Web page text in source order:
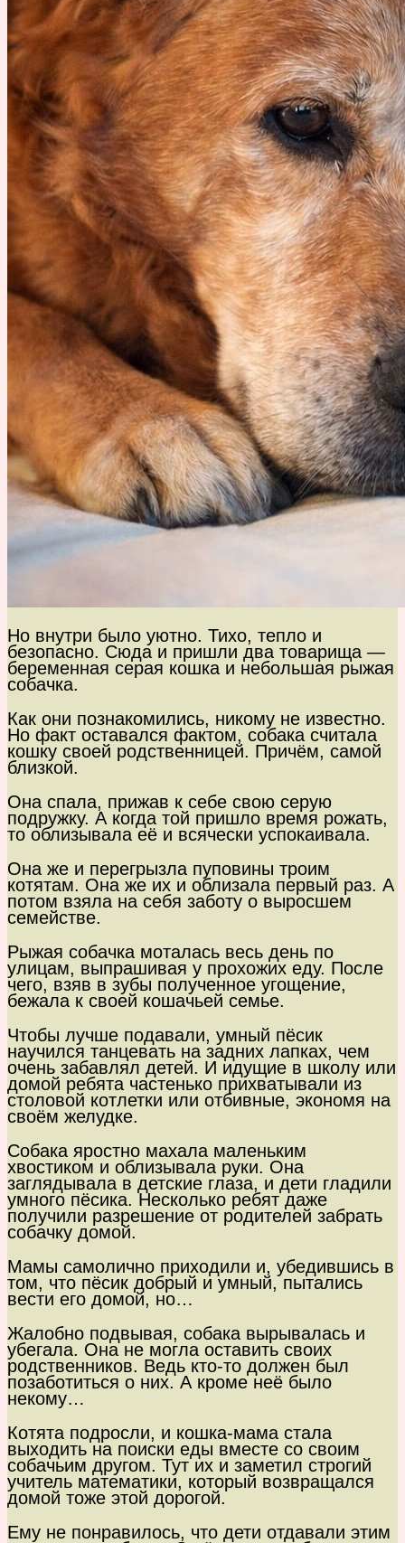
Но внутри было уютно. Тихо, тепло и
безопасно. Сюда и пришли два товарища —
беременная серая кошка и небольшая рыжая
собачка.
Как они познакомились, никому не известно.
Но факт оставался фактом, собака считала
кошку своей родственницей. Причём, самой
близкой.
Она спала, прижав к себе свою серую
подружку. А когда той пришло время рожать,
то облизывала её и всячески успокаивала.
Она же и перегрызла пуповины троим
котятам. Она же их и облизала первый раз. А
потом взяла на себя заботу о выросшем
семействе.
Рыжая собачка моталась весь день по
улицам, выпрашивая у прохожих еду. После
чего, взяв в зубы полученное угощение,
бежала к своей кошачьей семье.
Чтобы лучше подавали, умный пёсик
научился танцевать на задних лапках, чем
очень забавлял детей. И идущие в школу или
домой ребята частенько прихватывали из
столовой котлетки или отбивные, экономя на
своём желудке.
Собака яростно махала маленьким
хвостиком и облизывала руки. Она
заглядывала в детские глаза, и дети гладили
умного пёсика. Несколько ребят даже
получили разрешение от родителей забрать
собачку домой.
Мамы самолично приходили и, убедившись в
том, что пёсик добрый и умный, пытались
вести его домой, но…
Жалобно подвывая, собака вырывалась и
убегала. Она не могла оставить своих
родственников. Ведь кто-то должен был
позаботиться о них. А кроме неё было
некому…
Котята подросли, и кошка-мама стала
выходить на поиски еды вместе со своим
собачьим другом. Тут их и заметил строгий
учитель математики, который возвращался
домой тоже этой дорогой.
Ему не понравилось, что дети отдавали этим